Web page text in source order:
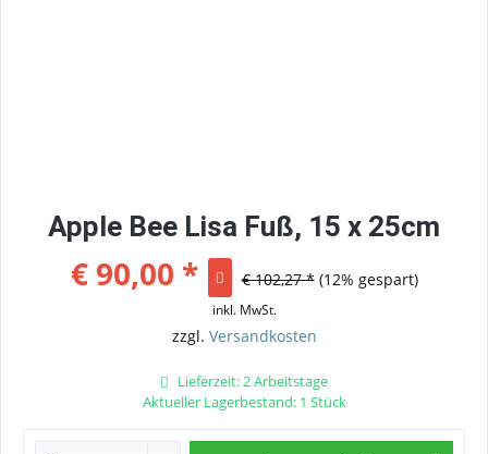
Apple Bee Lisa Fuß, 15 x 25cm
€ 90,00 * € 102,27 * (12% gespart)
inkl. MwSt.
zzgl. Versandkosten
Lieferzeit: 2 Arbeitstage
Aktueller Lagerbestand: 1 Stück